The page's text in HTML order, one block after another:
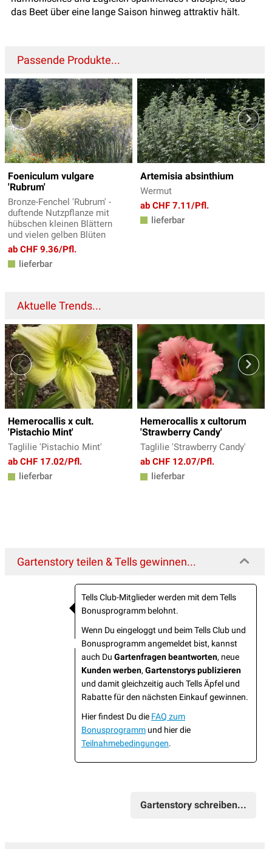
das Beet über eine lange Saison hinweg attraktiv hält.
Passende Produkte...
Foeniculum vulgare
'Rubrum'
Bronze-Fenchel 'Rubrum' -
duftende Nutzpflanze mit
hübschen kleinen Blättern
und vielen gelben Blüten
ab CHF 9.36/Pfl.
lieferbar
Artemisia absinthium
Wermut
ab CHF 7.11/Pfl.
lieferbar
Aktuelle Trends...
Hemerocallis x cult.
'Pistachio Mint'
Taglilie 'Pistachio Mint'
ab CHF 17.02/Pfl.
lieferbar
Hemerocallis x cultorum
'Strawberry Candy'
Taglilie 'Strawberry Candy'
ab CHF 12.07/Pfl.
lieferbar
Gartenstory teilen & Tells gewinnen...
Tells Club-Mitglieder werden mit dem Tells
Bonusprogramm belohnt.
Wenn Du eingeloggt und beim Tells Club und
Bonusprogramm angemeldet bist, kannst
auch Du Gartenfragen beantworten, neue
Kunden werben, Gartenstorys publizieren
und damit gleichzeitig auch Tells Äpfel und
Rabatte für den nächsten Einkauf gewinnen.
Hier findest Du die FAQ zum
Bonusprogramm und hier die
Teilnahmebedingungen.
Gartenstory schreiben...